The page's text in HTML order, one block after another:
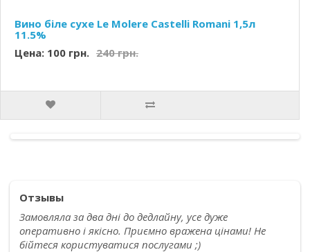
Вино біле сухе Le Molere Castelli Romani 1,5л
11.5%
Цена: 100 грн. 240 грн.
Отзывы
Замовляла за два дні до дедлайну, усе дуже
оперативно і якісно. Приємно вражена цінами! Не
бійтеся користуватися послугами ;)